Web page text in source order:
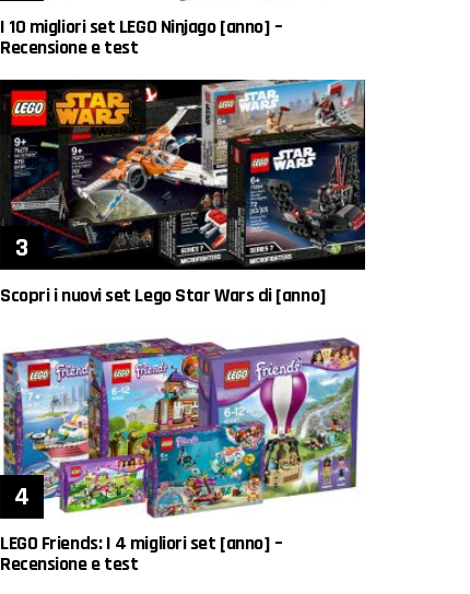
I 10 migliori set LEGO Ninjago [anno] –
Recensione e test
Scopri i nuovi set Lego Star Wars di [anno]
LEGO Friends: I 4 migliori set [anno] –
Recensione e test